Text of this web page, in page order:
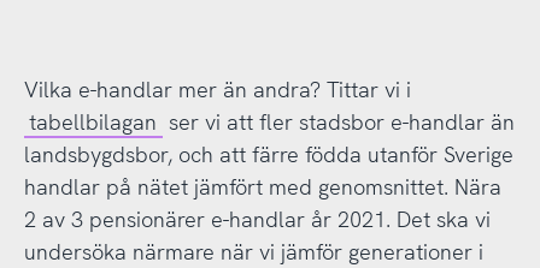
Vilka e-handlar mer än andra? Tittar vi i
tabellbilagan ser vi att fler stadsbor e-handlar än
landsbygdsbor, och att färre födda utanför Sverige
handlar på nätet jämfört med genomsnittet. Nära
2 av 3 pensionärer e-handlar år 2021. Det ska vi
undersöka närmare när vi jämför generationer i